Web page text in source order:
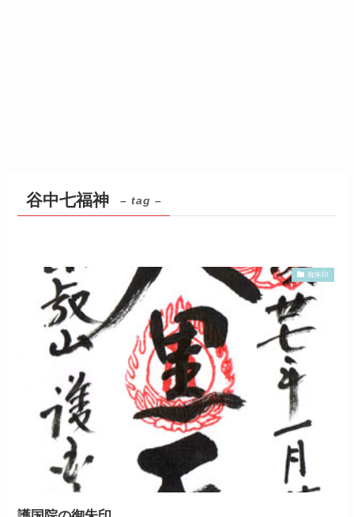
谷中七福神 – tag –
御朱印